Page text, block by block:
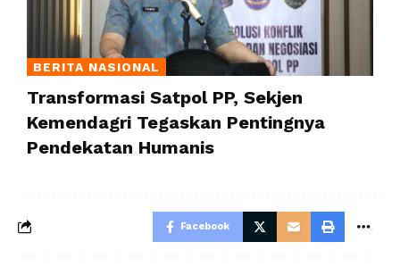
BERITA NASIONAL
Transformasi Satpol PP, Sekjen
Kemendagri Tegaskan Pentingnya
Pendekatan Humanis
Facebook